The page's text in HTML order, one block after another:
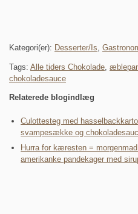
Kategori(er): Desserter/Is
Tags: Alle tiders Chokolade
chokoladesauce
Relaterede blogindlæg
Culottesteg med
svampesække og
Hurra for kæresten =
amerikanke pandekager med